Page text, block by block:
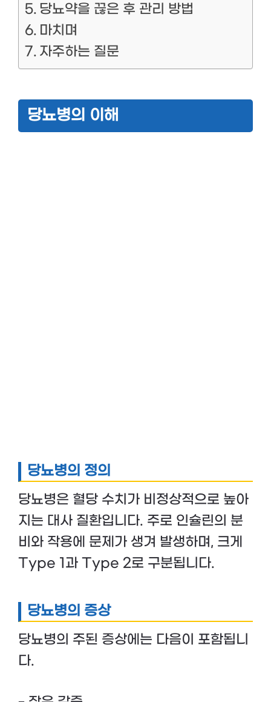
당뇨약을 끊은 후 관리 방법
마치며
자주하는 질문
당뇨병의 이해
당뇨병의 정의
당뇨병은 혈당 수치가 비정상적으로 높아
지는 대사 질환입니다. 주로 인슐린의 분
비와 작용에 문제가 생겨 발생하며, 크게
Type 1과 Type 2로 구분됩니다.
당뇨병의 증상
당뇨병의 주된 증상에는 다음이 포함됩니
다.